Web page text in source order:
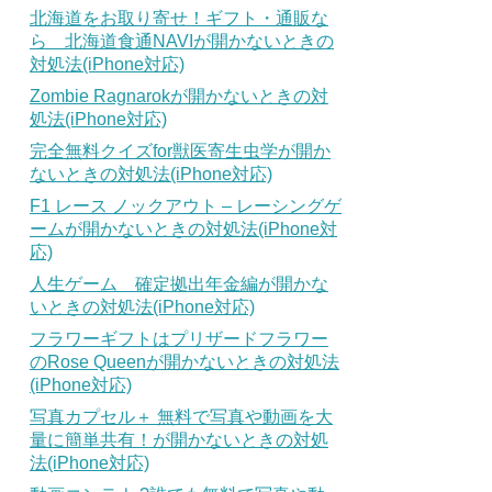
北海道をお取り寄せ！ギフト・通販な
ら 北海道食通NAVIが開かないときの
対処法(iPhone対応)
Zombie Ragnarokが開かないときの対
処法(iPhone対応)
完全無料クイズfor獣医寄生虫学が開か
ないときの対処法(iPhone対応)
F1 レース ノックアウト – レーシングゲ
ームが開かないときの対処法(iPhone対
応)
人生ゲーム 確定拠出年金編が開かな
いときの対処法(iPhone対応)
フラワーギフトはプリザードフラワー
のRose Queenが開かないときの対処法
(iPhone対応)
写真カプセル＋ 無料で写真や動画を大
量に簡単共有！が開かないときの対処
法(iPhone対応)